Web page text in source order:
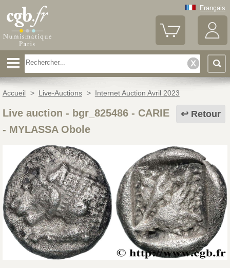
Français
Accueil > Live-Auctions > Internet Auction Avril 2023
Retour
Live auction - bgr_825486- CARIE
- MYLASSA Obole